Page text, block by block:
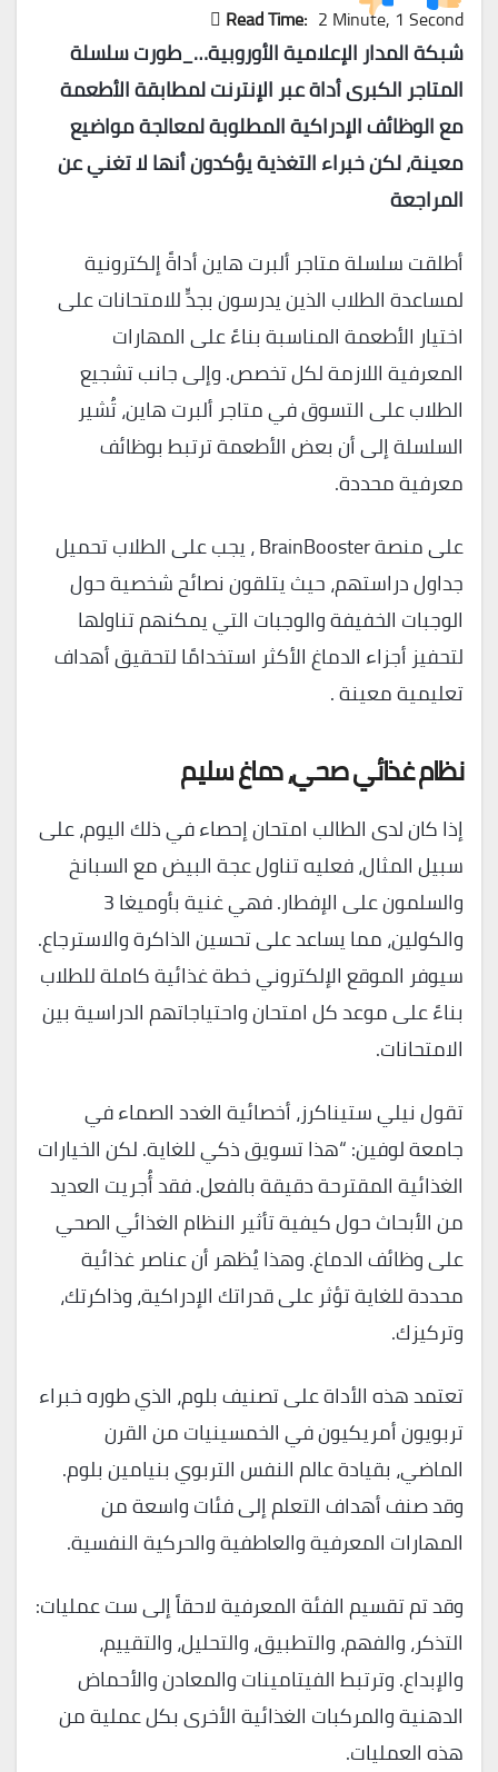
Read Time: 2 Minute, 1 Second
شبكة المدار الإعلامية الأوروبية…_طورت سلسلة
المتاجر الكبرى أداة عبر الإنترنت لمطابقة الأطعمة
مع الوظائف الإدراكية المطلوبة لمعالجة مواضيع
معينة، لكن خبراء التغذية يؤكدون أنها لا تغني عن
المراجعة
أطلقت سلسلة متاجر ألبرت هاين أداةً إلكترونية
لمساعدة الطلاب الذين يدرسون بجدٍّ للامتحانات على
اختيار الأطعمة المناسبة بناءً على المهارات
المعرفية اللازمة لكل تخصص. وإلى جانب تشجيع
الطلاب على التسوق في متاجر ألبرت هاين، تُشير
السلسلة إلى أن بعض الأطعمة ترتبط بوظائف
معرفية محددة.
على منصة BrainBooster ، يجب على الطلاب تحميل
جداول دراستهم، حيث يتلقون نصائح شخصية حول
الوجبات الخفيفة والوجبات التي يمكنهم تناولها
لتحفيز أجزاء الدماغ الأكثر استخدامًا لتحقيق أهداف
تعليمية معينة .
نظام غذائي صحي، دماغ سليم
إذا كان لدى الطالب امتحان إحصاء في ذلك اليوم، على
سبيل المثال، فعليه تناول عجة البيض مع السبانخ
والسلمون على الإفطار. فهي غنية بأوميغا 3
والكولين، مما يساعد على تحسين الذاكرة والاسترجاع.
سيوفر الموقع الإلكتروني خطة غذائية كاملة للطلاب
بناءً على موعد كل امتحان واحتياجاتهم الدراسية بين
الامتحانات.
تقول نيلي ستيناكرز، أخصائية الغدد الصماء في
جامعة لوفين: “هذا تسويق ذكي للغاية. لكن الخيارات
الغذائية المقترحة دقيقة بالفعل. فقد أُجريت العديد
من الأبحاث حول كيفية تأثير النظام الغذائي الصحي
على وظائف الدماغ. وهذا يُظهر أن عناصر غذائية
محددة للغاية تؤثر على قدراتك الإدراكية، وذاكرتك،
وتركيزك.
تعتمد هذه الأداة على تصنيف بلوم، الذي طوره خبراء
تربويون أمريكيون في الخمسينيات من القرن
الماضي، بقيادة عالم النفس التربوي بنيامين بلوم.
وقد صنف أهداف التعلم إلى فئات واسعة من
المهارات المعرفية والعاطفية والحركية النفسية.
وقد تم تقسيم الفئة المعرفية لاحقاً إلى ست عمليات:
التذكر، والفهم، والتطبيق، والتحليل، والتقييم،
والإبداع. وترتبط الفيتامينات والمعادن والأحماض
الدهنية والمركبات الغذائية الأخرى بكل عملية من
هذه العمليات.